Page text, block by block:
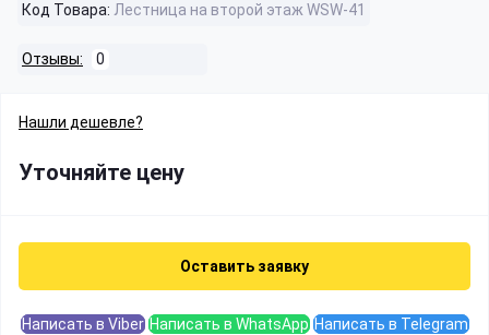
Код Товара: Лестница на второй этаж WSW-41
Отзывы: 0
Нашли дешевле?
Уточняйте цену
Оставить заявку
Написать в Viber Написать в WhatsApp Написать в Telegram